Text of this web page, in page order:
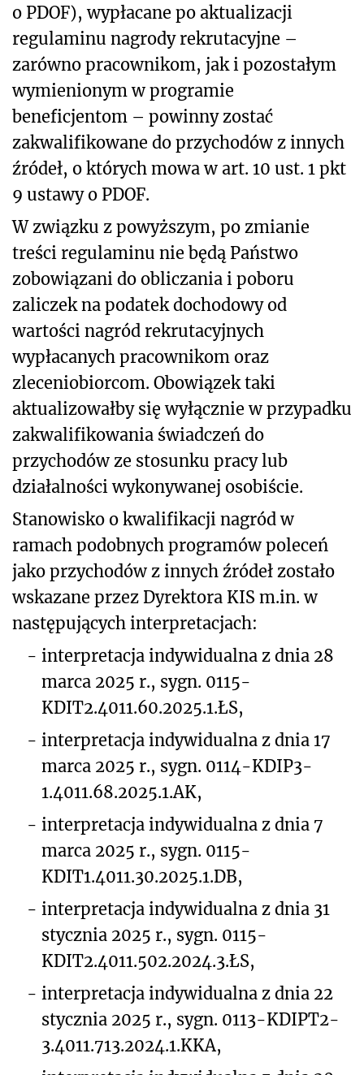
o PDOF), wypłacane po aktualizacji
regulaminu nagrody rekrutacyjne –
zarówno pracownikom, jak i pozostałym
wymienionym w programie
beneficjentom – powinny zostać
zakwalifikowane do przychodów z innych
źródeł, o których mowa w art. 10 ust. 1 pkt
9 ustawy o PDOF.
W związku z powyższym, po zmianie
treści regulaminu nie będą Państwo
zobowiązani do obliczania i poboru
zaliczek na podatek dochodowy od
wartości nagród rekrutacyjnych
wypłacanych pracownikom oraz
zleceniobiorcom. Obowiązek taki
aktualizowałby się wyłącznie w przypadku
zakwalifikowania świadczeń do
przychodów ze stosunku pracy lub
działalności wykonywanej osobiście.
Stanowisko o kwalifikacji nagród w
ramach podobnych programów poleceń
jako przychodów z innych źródeł zostało
wskazane przez Dyrektora KIS m.in. w
następujących interpretacjach:
- interpretacja indywidualna z dnia 28
marca 2025 r., sygn. 0115-
KDIT2.4011.60.2025.1.ŁS,
- interpretacja indywidualna z dnia 17
marca 2025 r., sygn. 0114-KDIP3-
1.4011.68.2025.1.AK,
- interpretacja indywidualna z dnia 7
marca 2025 r., sygn. 0115-
KDIT1.4011.30.2025.1.DB,
- interpretacja indywidualna z dnia 31
stycznia 2025 r., sygn. 0115-
KDIT2.4011.502.2024.3.ŁS,
- interpretacja indywidualna z dnia 22
stycznia 2025 r., sygn. 0113-KDIPT2-
3.4011.713.2024.1.KKA,